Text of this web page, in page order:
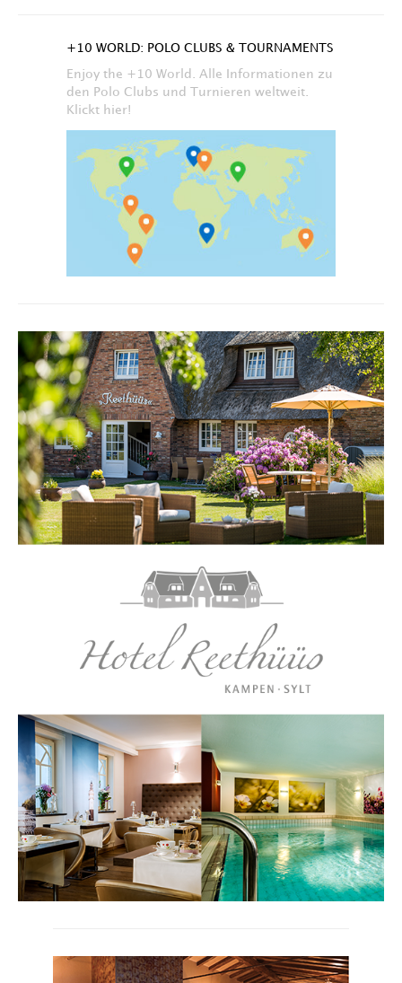
+10 WORLD: POLO CLUBS & TOURNAMENTS
Enjoy the +10 World. Alle Informationen zu
den Polo Clubs und Turnieren weltweit.
Klickt hier!